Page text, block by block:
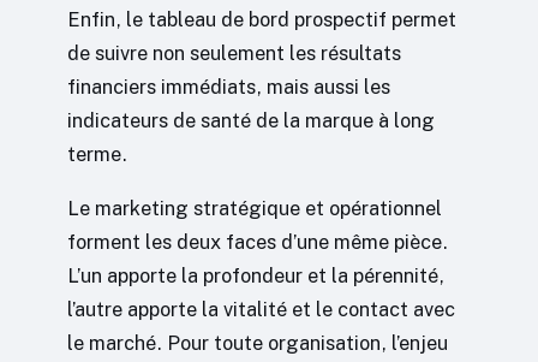
Enfin, le tableau de bord prospectif permet
de suivre non seulement les résultats
financiers immédiats, mais aussi les
indicateurs de santé de la marque à long
terme.
Le marketing stratégique et opérationnel
forment les deux faces d’une même pièce.
L’un apporte la profondeur et la pérennité,
l’autre apporte la vitalité et le contact avec
le marché. Pour toute organisation, l’enjeu